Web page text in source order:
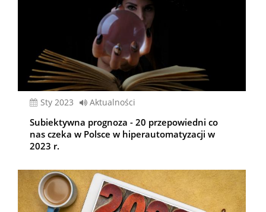
sty 2023 Aktualności
Subiektywna prognoza - 20 przepowiedni co
nas czeka w Polsce w hiperautomatyzacji w
2023 r.